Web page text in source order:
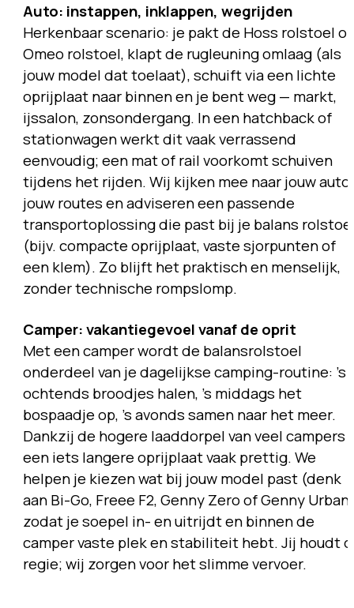
Auto: instappen, inklappen, wegrijden
Herkenbaar scenario: je pakt de Hoss rolstoel of
Omeo rolstoel, klapt de rugleuning omlaag (als
jouw model dat toelaat), schuift via een lichte
oprijplaat naar binnen en je bent weg — markt,
ijssalon, zonsondergang. In een hatchback of
stationwagen werkt dit vaak verrassend
eenvoudig; een mat of rail voorkomt schuiven
tijdens het rijden. Wij kijken mee naar jouw auto,
jouw routes en adviseren een passende
transportoplossing die past bij je balans
(bijv. compacte oprijplaat, vaste sjorpunten of
een klem). Zo blijft het praktisch en menselijk,
zonder technische rompslomp.
Camper: vakantiegevoel vanaf de oprit
Met een camper wordt de balansrolstoel
onderdeel van je dagelijkse camping-routine: ’s
ochtends broodjes halen, ’s middags het
bospaadje op, ’s avonds samen naar het meer.
Dankzij de hogere laaddorpel van veel campers
een iets langere oprijplaat vaak prettig. We
helpen je kiezen wat bij jouw model past (denk
aan Bi-Go, Freee F2, Genny Zero of Genny
zodat je soepel in- en uitrijdt en binnen de
camper vaste plek en stabiliteit hebt. Jij houdt
regie; wij zorgen voor het slimme vervoer.